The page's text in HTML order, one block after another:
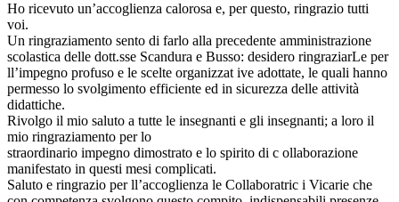
Ho ricevuto un’accoglienza calorosa e, per questo, ringrazio tutti
voi.
Un ringraziamento sento di farlo alla precedente amministrazione
scolastica delle dott.sse Scandura e Busso: desidero ringraziarLe per
ll’impegno profuso e le scelte organizzat ive adottate, le quali hanno
permesso lo svolgimento efficiente ed in sicurezza delle attività
didattiche.
Rivolgo il mio saluto a tutte le insegnanti e gli insegnanti; a loro il
mio ringraziamento per lo
straordinario impegno dimostrato e lo spirito di c ollaborazione
manifestato in questi mesi complicati.
Saluto e ringrazio per ll’accoglienza le Collaboratric i Vicarie che